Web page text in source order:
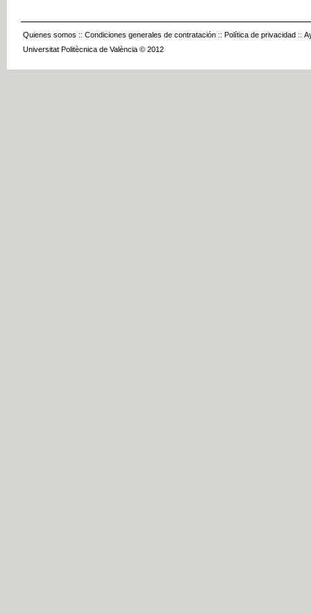
Quienes somos :: Condiciones generales de contratación :: Política de privacidad ::
Universitat Politècnica de València © 2012